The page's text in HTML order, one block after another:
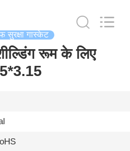
सुरक्षा गास्केट
रूम के लिए